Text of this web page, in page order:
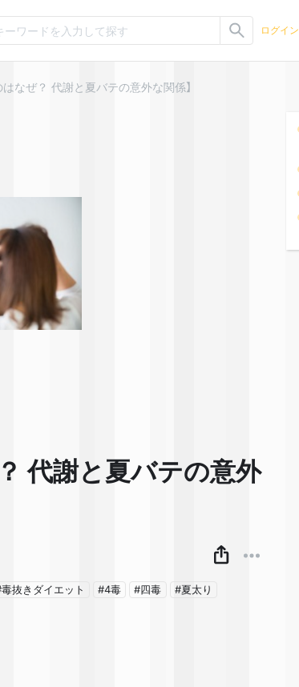
ログイン
はなぜ？ 代謝と夏バテの意外な関係】
代謝と夏バテの意外
抜きダイエット #4毒 #四毒 #夏太り